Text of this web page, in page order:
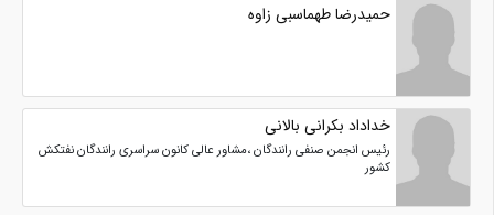
حمیدرضا طهماسبی زاوه
خداداد بکرانی بالانی
رئیس انجمن صنفی رانندگان ،مشاور عالی کانون سراسری رانندگان نفتکش
کشور